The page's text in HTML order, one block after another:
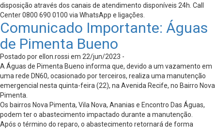
disposição através dos canais de atendimento disponíveis 24h. Call
Center 0800 690 0100 via WhatsApp e ligações.
Comunicado Importante: Águas
de Pimenta Bueno
Postado por ellon.rossi em 22/jun/2023 -
A Águas de Pimenta Bueno informa que, devido a um vazamento em
uma rede DN60, ocasionado por terceiros, realiza uma manutenção
emergencial nesta quinta-feira (22), na Avenida Recife, no Bairro Nova
Pimenta.
Os bairros Nova Pimenta, Vila Nova, Ananias e Encontro Das Águas,
podem ter o abastecimento impactado durante a manutenção.
Após o término do reparo, o abastecimento retornará de forma